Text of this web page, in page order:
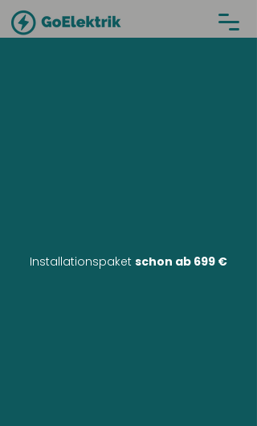
Installationspaket schon ab 699 €